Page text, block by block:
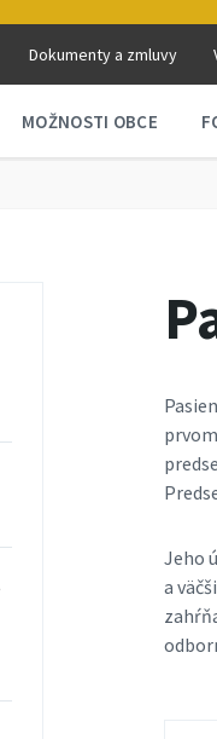
Dokumenty a zmluvy
MOŽNOSTI OBCE
Jeho
a